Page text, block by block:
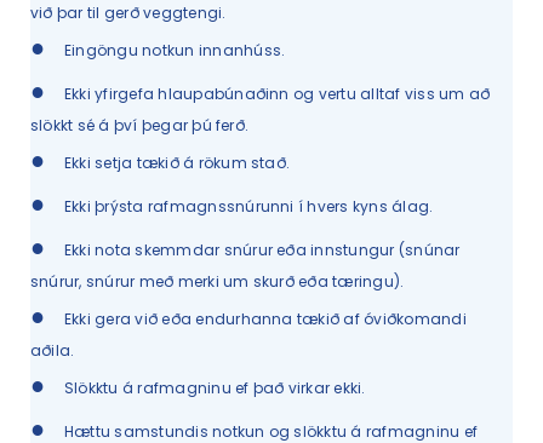
við þar til gerð veggtengi.
● Eingöngu notkun innanhúss.
●
Ekki yfirgefa hlaupabúnaðinn og vertu alltaf viss um að
slökkt sé á því þegar þú ferð.
● Ekki setja tækið á rökum stað.
● Ekki þrýsta rafmagnssnúrunni í hvers kyns álag.
●
Ekki nota skemmdar snúrur eða innstungur (snúnar
snúrur, snúrur með merki um skurð eða tæringu).
●
Ekki gera við eða endurhanna tækið af óviðkomandi
aðila.
● Slökktu á rafmagninu ef það virkar ekki.
●
Hættu samstundis notkun og slökktu á rafmagninu ef